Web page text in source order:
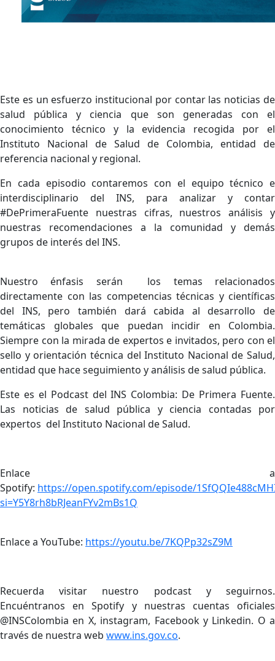
Este es un esfuerzo institucional por contar las noticias de
salud pública y ciencia que son generadas con el
conocimiento técnico y la evidencia recogida por el
Instituto Nacional de Salud de Colombia, entidad de
referencia nacional y regional.
En cada episodio contaremos con el equipo técnico e
interdisciplinario del INS, para analizar y contar
#DePrimeraFuente nuestras cifras, nuestros análisis y
nuestras recomendaciones a la comunidad y demás
grupos de interés del INS.
Nuestro énfasis serán los temas relacionados
directamente con las competencias técnicas y científicas
del INS, pero también dará cabida al desarrollo de
temáticas globales que puedan incidir en Colombia.
Siempre con la mirada de expertos e invitados, pero con el
sello y orientación técnica del Instituto Nacional de Salud,
entidad que hace seguimiento y análisis de salud pública.
Este es el Podcast del INS Colombia: De Primera Fuente.
Las noticias de salud pública y ciencia contadas por
expertos del Instituto Nacional de Salud.​
Enlace a
Spotify: https://open.spotify.com/episode/
si=Y5Y8rh8bRJeanFYv2mBs1Q​
Enlace a YouTube: https://youtu.be/7KQPp32sZ9M
​Recuerda visitar nuestro podcast y seguirnos.
Encuéntranos en Spotify y nuestras cuentas oficiales
@INSColombia en X, instagram, Facebook y Linkedin. O a
través de nuestra web www.ins.gov.co.